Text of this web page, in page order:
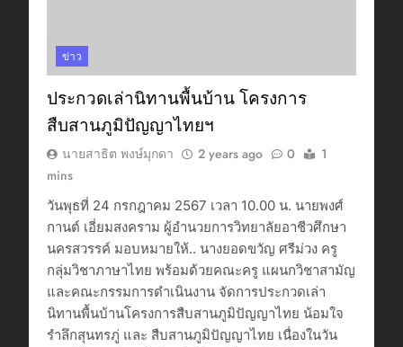
ข่าว
ประกวดเล่านิทานพื้นบ้าน โครงการ
สืบสานภูมิปัญญาไทยฯ
นายสาธิต พงษ์มุกดา 2 years ago 0
1
mins
วันพุธที่ 24 กรกฎาคม 2567 เวลา 10.00 น. นายพงศ์
กานต์ เอี่ยมสงคราม ผู้อำนวยการวิทยาลัยอาชีวศึกษา
นครสวรรค์ มอบหมายให้.. นางยอดขวัญ ศรีม่วง ครู
กลุ่มวิชาภาษาไทย พร้อมด้วยคณะครู แผนกวิชาสามัญ
และคณะกรรมการดำเนินงาน จัดการประกวดเล่า
นิทานพื้นบ้านโครงการสืบสานภูมิปัญญาไทย น้อมใจ
รำลึกสุนทรภู่ และ สืบสานภูมิปัญญาไทย เนื่องในวัน